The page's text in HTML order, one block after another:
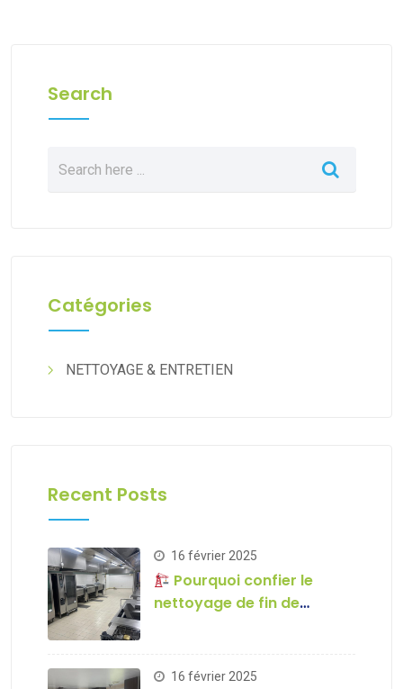
Search
Catégories
NETTOYAGE & ENTRETIEN
Recent Posts
16 février 2025
Pourquoi confier le
nettoyage de fin de
16 février 2025